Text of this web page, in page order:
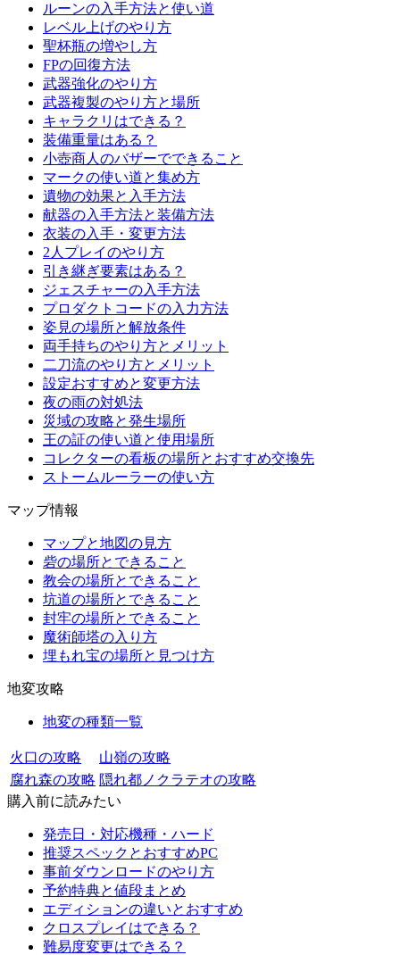
ルーンの入手方法と使い道
レベル上げのやり方
聖杯瓶の増やし方
FPの回復方法
武器強化のやり方
武器複製のやり方と場所
キャラクリはできる？
装備重量はある？
小壺商人のバザーでできること
マークの使い道と集め方
遺物の効果と入手方法
献器の入手方法と装備方法
衣装の入手・変更方法
2人プレイのやり方
引き継ぎ要素はある？
ジェスチャーの入手方法
プロダクトコードの入力方法
姿見の場所と解放条件
両手持ちのやり方とメリット
二刀流のやり方とメリット
設定おすすめと変更方法
夜の雨の対処法
災域の攻略と発生場所
王の証の使い道と使用場所
コレクターの看板の場所とおすすめ交換先
ストームルーラーの使い方
マップ情報
マップと地図の見方
砦の場所とできること
教会の場所とできること
坑道の場所とできること
封牢の場所とできること
魔術師塔の入り方
埋もれ宝の場所と見つけ方
地変攻略
地変の種類一覧
火口の攻略
山嶺の攻略
腐れ森の攻略 隠れ都ノクラテオの攻略
購入前に読みたい
発売日・対応機種・ハード
推奨スペックとおすすめPC
事前ダウンロードのやり方
予約特典と値段まとめ
エディションの違いとおすすめ
クロスプレイはできる？
難易度変更はできる？